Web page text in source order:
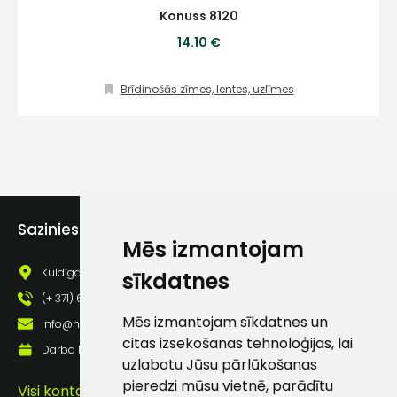
Mēs izmantojam
sīkdatnes
Mēs izmantojam sīkdatnes un
citas izsekošanas tehnoloģijas, lai
uzlabotu Jūsu pārlūkošanas
pieredzi mūsu vietnē, parādītu
Konuss 8120
14.10 €
Brīdinošās zīmes, lentes, uzlīmes
Sazinies ar mums
Kuldīgas iela 69a, Saldus, Saldus nov., LV - 3801
(+ 371) 63 881 186
info@hards.lv
Darba laiks: Darbadienās: 8:00 - 17:00
Visi kontakti
Vārds